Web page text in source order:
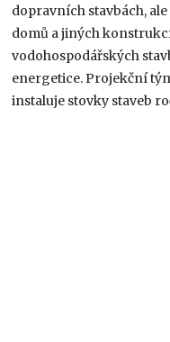
dopravních stavbách,
domů a jiných
vodohospodářských
energetice. Projekční
instaluje stovky staveb